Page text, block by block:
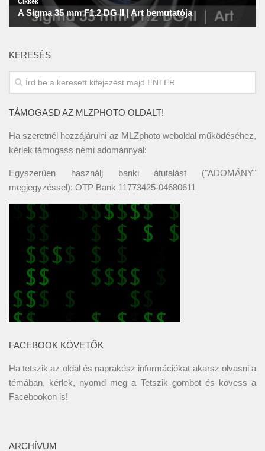
KERESÉS
TÁMOGASD AZ MLZPHOTO OLDALT!
Ha szeretnél hozzájárulni az MLZphoto weboldal működéséhez,
kérlek támogass némi adománnyal:
Egyszerűen használj banki átutalást ("ADOMÁNY"
megjegyzéssel): OTP Bank 11773425-04680611
FACEBOOK KÖVETŐK
Ha tetszik az oldal és naprakész információkat akarsz olvasni a
témában, kérlek, nyomd meg a Tetszik gombot és kövess a
Facebookon is!
ARCHÍVUM